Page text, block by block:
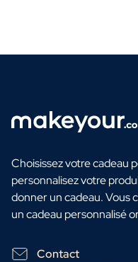
Choisissez votre cadeau
personnalisez votre
donner un cadeau. Vous
un cadeau personnalisé
Contact